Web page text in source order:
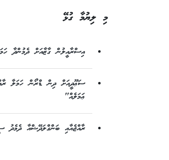
މި ލިޔުމާ ގުޅޭ
އިސްރާއީލުން ގާޒާއަށް ދެމުންދާ
ސަޢޫދީއަށް ދިން ޑްރޯން ހަމަލާ
ޢަމަލެއް"
ރާއްޖެއާއި ބަންގްލަދޭޝްއާ ދެމެދު